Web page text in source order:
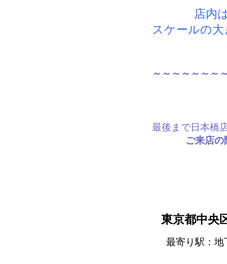
店内
スケールの
～～～～～～～
最後まで日本橋
ご来店
東京都中央
最寄り駅：